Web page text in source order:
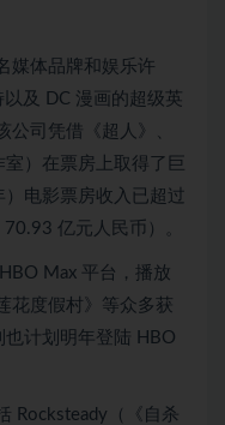
媒体品牌和娱乐许
及 DC 漫画的超级英
司凭借《超人》、
室）在票房上取得了巨
电影票房收入已超过
亿元人民币）。
Max 平台，播放
花度假村》等众多获
计划明年登陆 HBO
Rocksteady（《自杀